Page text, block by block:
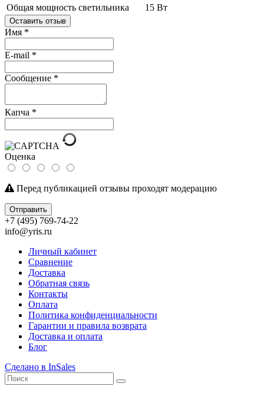
Общая мощность светильника
15 Вт
Оставить отзыв
Имя *
E-mail *
Сообщение *
Капча *
Оценка
Перед публикацией отзывы проходят модерацию
Отправить
+7 (495) 769-74-22
info@yris.ru
Личный кабинет
Сравнение
Доставка
Обратная связь
Контакты
Оплата
Политика конфиденциальности
Гарантии и правила возврата
Доставка и оплата
Блог
Сделано в InSales